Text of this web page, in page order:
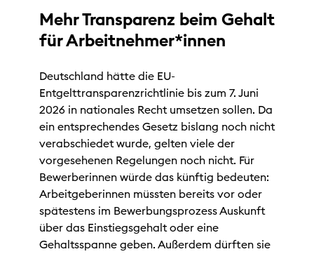
Mehr Transparenz beim Gehalt
für Arbeitnehmer*innen
Deutschland hätte die EU-
Entgelttransparenzrichtlinie bis zum 7. Juni
2026 in nationales Recht umsetzen sollen. Da
ein entsprechendes Gesetz bislang noch nicht
verabschiedet wurde, gelten viele der
vorgesehenen Regelungen noch nicht. Für
Bewerberinnen würde das künftig bedeuten:
Arbeitgeberinnen müssten bereits vor oder
spätestens im Bewerbungsprozess Auskunft
über das Einstiegsgehalt oder eine
Gehaltsspanne geben. Außerdem dürften sie